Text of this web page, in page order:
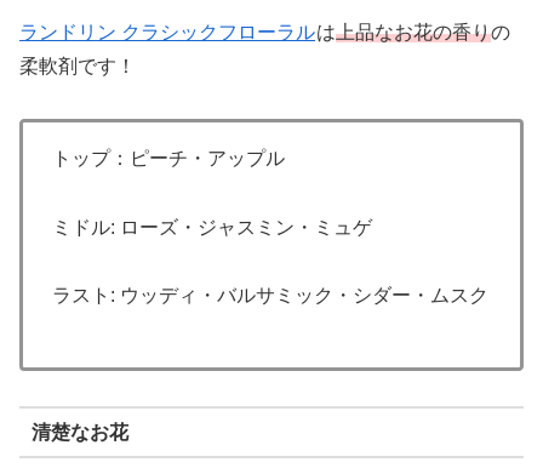
ランドリン クラシックフローラルは上品なお花の香りの
柔軟剤です！
トップ：ピーチ・アップル
ミドル: ローズ・ジャスミン・ミュゲ
ラスト: ウッディ・バルサミック・シダー・ムスク
清楚なお花